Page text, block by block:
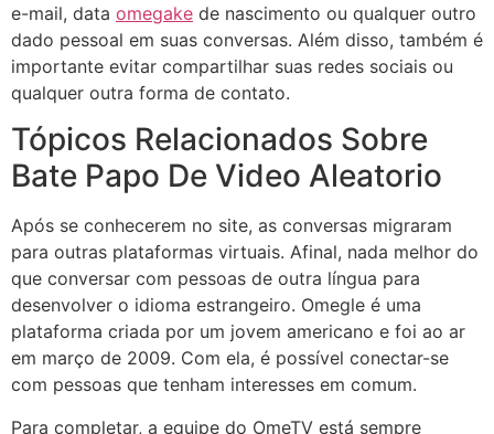
e-mail, data omegake de nascimento ou qualquer outro
dado pessoal em suas conversas. Além disso, também é
importante evitar compartilhar suas redes sociais ou
qualquer outra forma de contato.
Tópicos Relacionados Sobre
Bate Papo De Video Aleatorio
Após se conhecerem no site, as conversas migraram
para outras plataformas virtuais. Afinal, nada melhor do
que conversar com pessoas de outra língua para
desenvolver o idioma estrangeiro. Omegle é uma
plataforma criada por um jovem americano e foi ao ar
em março de 2009. Com ela, é possível conectar-se
com pessoas que tenham interesses em comum.
Para completar, a equipe do OmeTV está sempre